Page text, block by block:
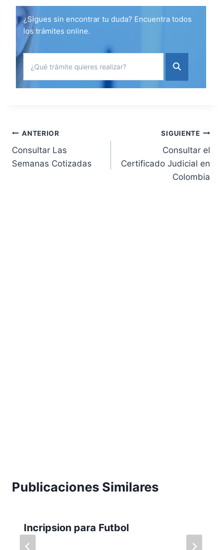
¿Sigues sin encontrar tu duda? Encuentra todos
los trámites online.
Navegación
de
ANTERIOR
Consultar Las
Semanas Cotizadas
SIGUIENTE
Consultar el
Certificado Judicial en
Colombia
Publicaciones Similares
Incripsion para Futbol